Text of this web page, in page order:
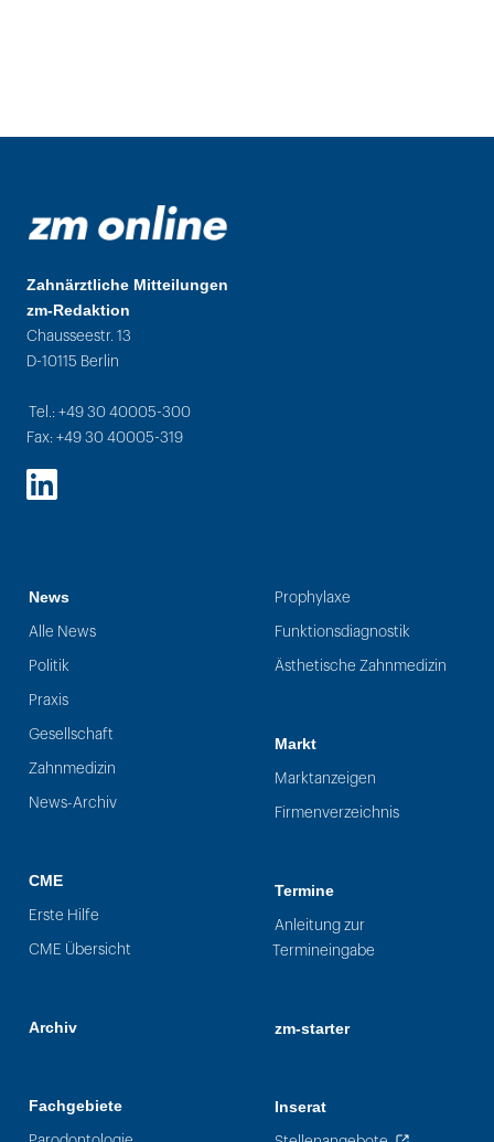
Zahnärztliche Mitteilungen
zm-Redaktion
Chausseestr. 13
D-10115 Berlin
Tel.: +49 30 40005-300
Fax: +49 30 40005-319
LinkedIn
News
Alle News
Politik
Praxis
Gesellschaft
Zahnmedizin
News-Archiv
CME
Erste Hilfe
CME Übersicht
Archiv
Fachgebiete
Prophylaxe
Funktionsdiagnostik
Ästhetische Zahnmedizin
Markt
Marktanzeigen
Firmenverzeichnis
Termine
Anleitung zur
Termineingabe
zm-starter
Inserat